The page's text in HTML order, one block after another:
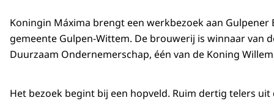
Koningin Máxima brengt een werkbezoek aan
gemeente Gulpen-Wittem. De brouwerij is winnaar van
Duurzaam Ondernemerschap, één van de Koning
Het bezoek begint bij een hopveld. Ruim dertig telers